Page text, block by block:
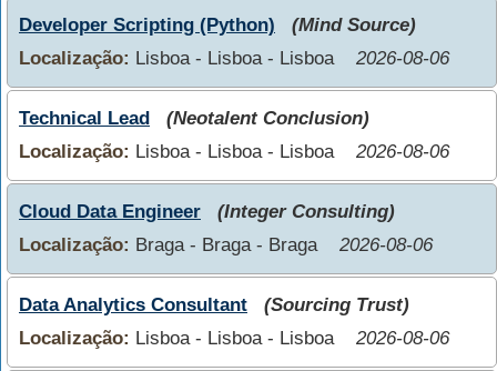
Developer Scripting (Python)
(Mind Source)
Localização: Lisboa - Lisboa - Lisboa 2026-08-06
Technical Lead
(Neotalent Conclusion)
Localização: Lisboa - Lisboa - Lisboa 2026-08-06
Cloud Data Engineer
(Integer Consulting)
Localização: Braga - Braga - Braga 2026-08-06
Data Analytics Consultant
(Sourcing Trust)
Localização: Lisboa - Lisboa - Lisboa 2026-08-06